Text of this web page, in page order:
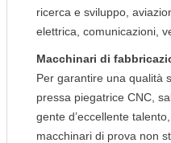
ricerca e sviluppo,
elettrica, comunicazioni,
Macchinari di
Per garantire una qualità
pressa piegatrice CNC,
gente d’eccellente
macchinari di prova non